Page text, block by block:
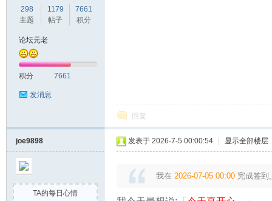
298
主题
1179
帖子
7661
积分
论坛元老
积分 7661
发消息
回复
joe9898
TA的每日心情
发表于 2026-7-5 00:00:54 显示全部楼层
我在 2026-07-05 00:00 完成签到